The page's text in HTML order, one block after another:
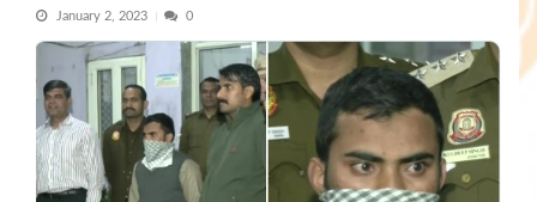
January 2, 2023 0